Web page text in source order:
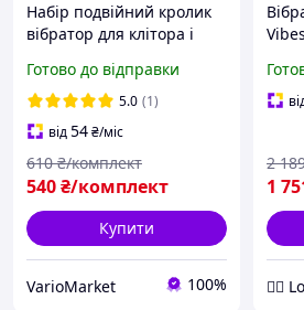
Набір подвійний кролик
вібратор для клітора і
універсальний на водній
основі Полуниця 100 мл
Готово до відправки
5.0 (1)
від54₴/міс
540₴/комплект
610 ₴/комплект
Купити
VarioMarket 100%
1
2